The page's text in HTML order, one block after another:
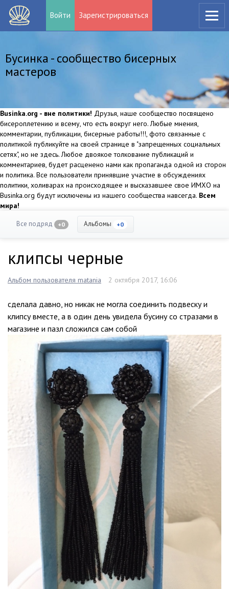
Войти Зарегистрироваться
Бусинка - сообщество бисерных
мастеров
Businka.org - вне политики! Друзья, наше сообщество посвящено
бисероплетению и всему, что есть вокруг него. Любые мнения,
комментарии, публикации, бисерные работы!!!, фото связанные с
политикой публикуйте на своей странице в "запрещенных социальных
сетях", но не здесь. Любое двоякое толкование публикаций и
комментариев, будет расценено нами как пропаганда одной из сторон
и политика. Все пользователи принявшие участие в обсуждениях
политики, холиварах на происходящее и высказавшее свое ИМХО на
Businka.org будут исключены из нашего сообщества навсегда. Всем
мира!
Все подряд +0 Альбомы +0
клипсы черные
Альбом пользователя matania 2 октября 2017, 16:06
сделала давно, но никак не могла соединить подвеску и
клипсу вместе, а в один день увидела бусину со стразами в
магазине и пазл сложился сам собой